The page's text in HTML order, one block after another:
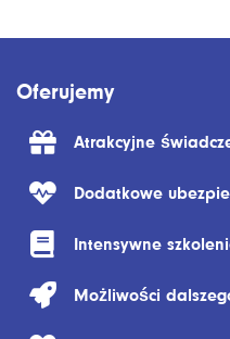
Oferujemy
Atrakcyjne
Dodatkowe
Intensywne
Możliwości